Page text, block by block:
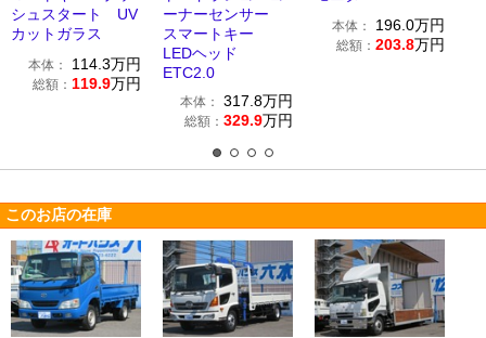
シュスタート UV
カットガラス
本体： 114.3万円
総額： 119.9万円
ーナーセンサー
スマートキー
LEDヘッド
ETC2.0
本体： 317.8万円
総額： 329.9万円
本体： 196.0万円
総額： 203.8万円
このお店の在庫